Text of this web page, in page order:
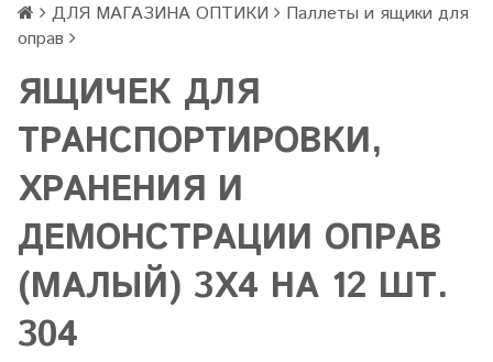
ДЛЯ МАГАЗИНА ОПТИКИ
Паллеты и ящики для
оправ
ЯЩИЧЕК ДЛЯ
ТРАНСПОРТИРОВКИ,
ХРАНЕНИЯ И
ДЕМОНСТРАЦИИ ОПРАВ
(МАЛЫЙ) 3Х4 НА 12 ШТ.
304